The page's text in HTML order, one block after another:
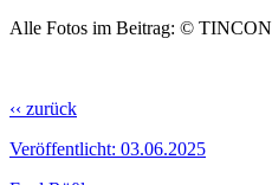
Alle Fotos im Beitrag: © TINCON
‹‹ zurück
Veröffentlicht: 03.06.2025